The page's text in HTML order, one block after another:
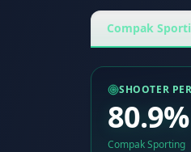
Compak
SHOOTER
80.9%
Compak Sporting